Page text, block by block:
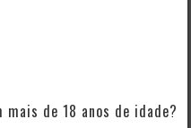
mais de 18 anos de idade?